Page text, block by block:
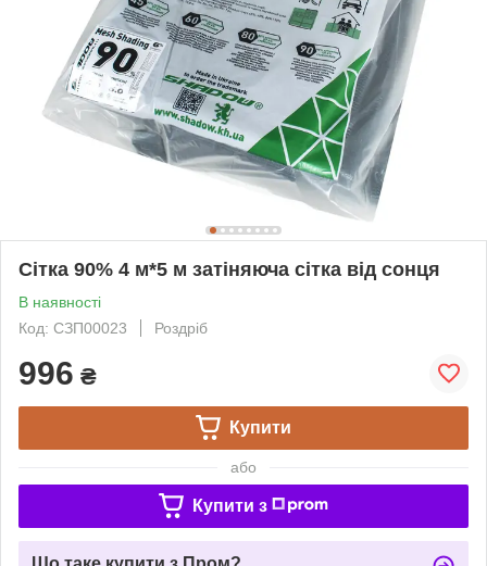
Сітка 90% 4 м*5 м затіняюча сітка від сонця
В наявності
Код: СЗП00023
Роздріб
996 ₴
Купити
або
Купити з